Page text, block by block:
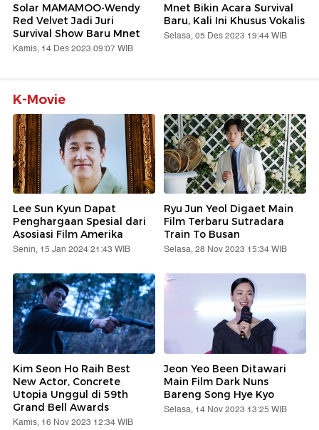
Solar MAMAMOO-Wendy
Red Velvet Jadi Juri
Survival Show Baru Mnet
Kamis, 14 Des 2023 09:07 WIB
Mnet Bikin Acara Survival
Baru, Kali Ini Khusus Vokalis
Selasa, 05 Des 2023 19:44 WIB
K-Movie
Lee Sun Kyun Dapat
Penghargaan Spesial dari
Asosiasi Film Amerika
Senin, 15 Jan 2024 21:43 WIB
Ryu Jun Yeol Digaet Main
Film Terbaru Sutradara
Train To Busan
Selasa, 28 Nov 2023 15:34 WIB
Kim Seon Ho Raih Best
New Actor, Concrete
Utopia Unggul di 59th
Grand Bell Awards
Kamis, 16 Nov 2023 12:34 WIB
Jeon Yeo Been Ditawari
Main Film Dark Nuns
Bareng Song Hye Kyo
Selasa, 14 Nov 2023 13:25 WIB